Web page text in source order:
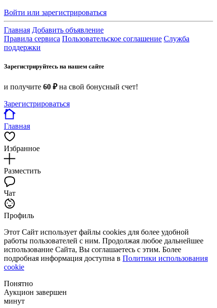
Войти или зарегистрироваться
Главная Добавить объявление
Правила сервиса Пользовательское соглашение Служба
поддержки
Зарегистрируйтесь на нашем сайте
и получите 60 ₽на свой бонусный счет!
Зарегистрироваться
Главная
Избранное
Разместить
Чат
Профиль
Этот Сайт использует файлы cookies для более удобной
работы пользователей с ним. Продолжая любое дальнейшее
использование Сайта, Вы соглашаетесь с этим. Более
подробная информация доступна в Политики использования
cookie
Понятно
Аукцион завершен
минут